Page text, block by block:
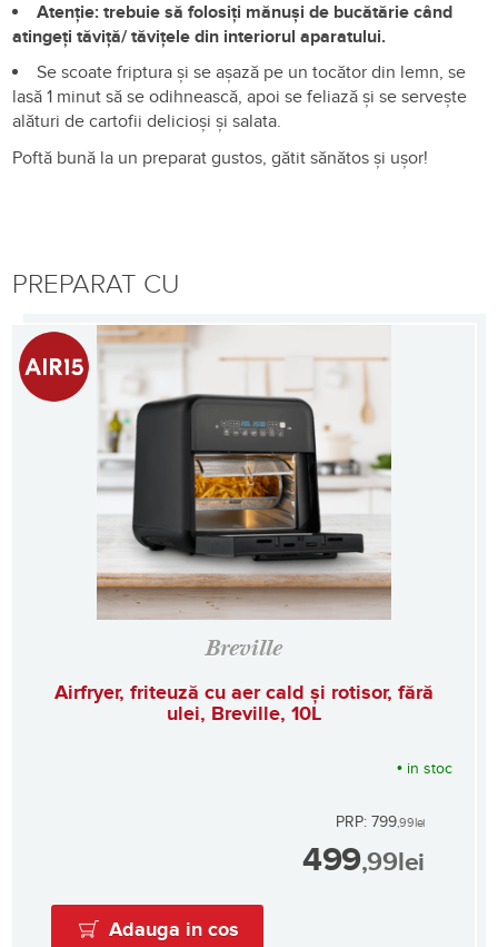
Atenție: trebuie să folosiți mănuși de bucătărie când
atingeți tăviță/ tăvițele din interiorul aparatului.
Se scoate friptura și se așază pe un tocător din lemn, se
lasă 1 minut să se odihnească, apoi se feliază și se servește
alături de cartofii delicioși și salata.
Poftă bună la un preparat gustos, gătit sănătos și ușor!
PREPARAT CU
Breville
Airfryer, friteuză cu aer cald și rotisor, fără
ulei, Breville, 10L
• in stoc
PRP: 799,99lei
499,99lei
Adauga in cos